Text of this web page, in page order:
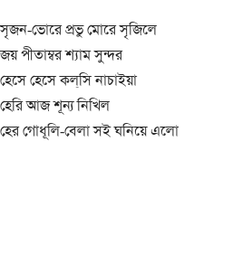
সৃজন-ভোরে প্রভু মোরে সৃজিলে
জয় পীতাম্বর শ্যাম সুন্দর
হেসে হেসে কল্‌সি নাচাইয়া
হেরি আজ শূন্য নিখিল
হের গোধূলি-বেলা সই ঘনিয়ে এলো